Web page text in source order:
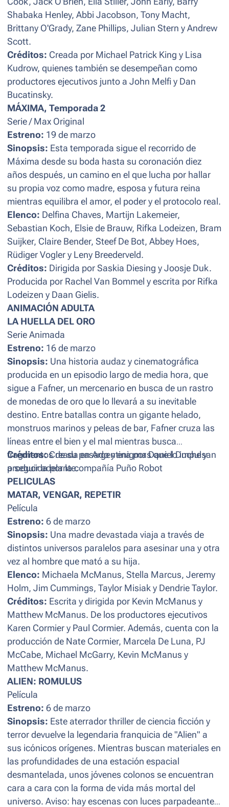
Shabaka Henley, Abbi Jacobson, Tony Macht,
Brittany O'Grady, Zane Phillips, Julian Stern y Andrew
Scott.
Créditos: Creada por Michael Patrick King y Lisa
Kudrow, quienes también se desempeñan como
productores ejecutivos junto a John Melfi y Dan
Bucatinsky.
MÁXIMA, Temporada 2
Serie / Max Original
Estreno: 19 de marzo
Sinopsis: Esta temporada sigue el recorrido de
Máxima desde su boda hasta su coronación diez
años después, un camino en el que lucha por hallar
su propia voz como madre, esposa y futura reina
mientras equilibra el amor, el poder y el protocolo real.
Elenco: Delfina Chaves, Martijn Lakemeier,
Sebastian Koch, Elsie de Brauw, Rifka Lodeizen, Bram
Suijker, Claire Bender, Steef De Bot, Abbey Hoes,
Rüdiger Vogler y Leny Breederveld.
Créditos: Dirigida por Saskia Diesing y Joosje Duk.
Producida por Rachel Van Bommel y escrita por Rifka
Lodeizen y Daan Gielis.
ANIMACIÓN ADULTA
LA HUELLA DEL ORO
Serie Animada
Estreno: 16 de marzo
Sinopsis: Una historia audaz y cinematográfica
producida en un episodio largo de media hora, que
sigue a Fafner, un mercenario en busca de un rastro
de monedas de oro que lo llevará a su inevitable
destino. Entre batallas contra un gigante helado,
monstruos marinos y peleas de bar, Fafner cruza las
líneas entre el bien y el mal mientras busca
fragmentos de su pasado y enigmas que lo impulsan
a seguir adelante.
Créditos:Creada en Argentina por Daniel Duche y
producida por la compañía Puño Robot
PELICULAS
MATAR, VENGAR, REPETIR
Película
Estreno: 6 de marzo
Sinopsis: Una madre devastada viaja a través de
distintos universos paralelos para asesinar una y otra
vez al hombre que mató a su hija.
Elenco: Michaela McManus, Stella Marcus, Jeremy
Holm, Jim Cummings, Taylor Misiak y Dendrie Taylor.
Créditos: Escrita y dirigida por Kevin McManus y
Matthew McManus. De los productores ejecutivos
Karen Cormier y Paul Cormier. Además, cuenta con la
producción de Nate Cormier, Marcela De Luna, PJ
McCabe, Michael McGarry, Kevin McManus y
Matthew McManus.
ALIEN: ROMULUS
Película
Estreno: 6 de marzo
Sinopsis: Este aterrador thriller de ciencia ficción y
terror devuelve la legendaria franquicia de "Alien" a
sus icónicos orígenes. Mientras buscan materiales en
las profundidades de una estación espacial
desmantelada, unos jóvenes colonos se encuentran
cara a cara con la forma de vida más mortal del
universo. Aviso: hay escenas con luces parpadeantes